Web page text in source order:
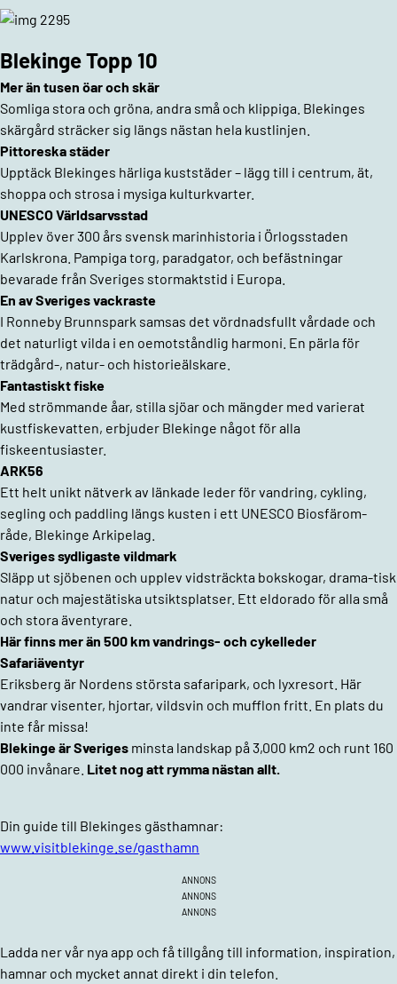
Blekinge Topp 10
Mer än tusen öar och skär
Somliga stora och gröna, andra små och klippiga. Blekinges
skärgård sträcker sig längs nästan hela kustlinjen.
Pittoreska städer
Upptäck Blekinges härliga kuststäder – lägg till i centrum, ät,
shoppa och strosa i mysiga kulturkvarter.
UNESCO Världsarvsstad
Upplev över 300 års svensk marinhistoria i Örlogsstaden
Karlskrona. Pampiga torg, paradgator, och befästningar
bevarade från Sveriges stormaktstid i Europa.
En av Sveriges vackraste
I Ronneby Brunnspark samsas det vördnadsfullt vårdade och
det naturligt vilda i en oemotståndlig harmoni. En pärla för
trädgård-, natur- och historieälskare.
Fantastiskt fiske
Med strömmande åar, stilla sjöar och mängder med varierat
kustfiskevatten, erbjuder Blekinge något för alla
fiskeentusiaster.
ARK56
Ett helt unikt nätverk av länkade leder för vandring, cykling,
segling och paddling längs kusten i ett UNESCO Biosfärom-
råde, Blekinge Arkipelag.
Sveriges sydligaste vildmark
Släpp ut sjöbenen och upplev vidsträckta bokskogar, drama-tisk
natur och majestätiska utsiktsplatser. Ett eldorado för alla små
och stora äventyrare.
Här finns mer än 500 km vandrings- och cykelleder
Safariäventyr
Eriksberg är Nordens största safaripark, och lyxresort. Här
vandrar visenter, hjortar, vildsvin och mufflon fritt. En plats du
inte får missa!
Blekinge är Sveriges minsta landskap på 3,000 km2 och runt 160
000 invånare. Litet nog att rymma nästan allt.
Din guide till Blekinges gästhamnar:
www.visitblekinge.se/gasthamn
ANNONS
ANNONS
ANNONS
Ladda ner vår nya app och få tillgång till information, inspiration,
hamnar och mycket annat direkt i din telefon.